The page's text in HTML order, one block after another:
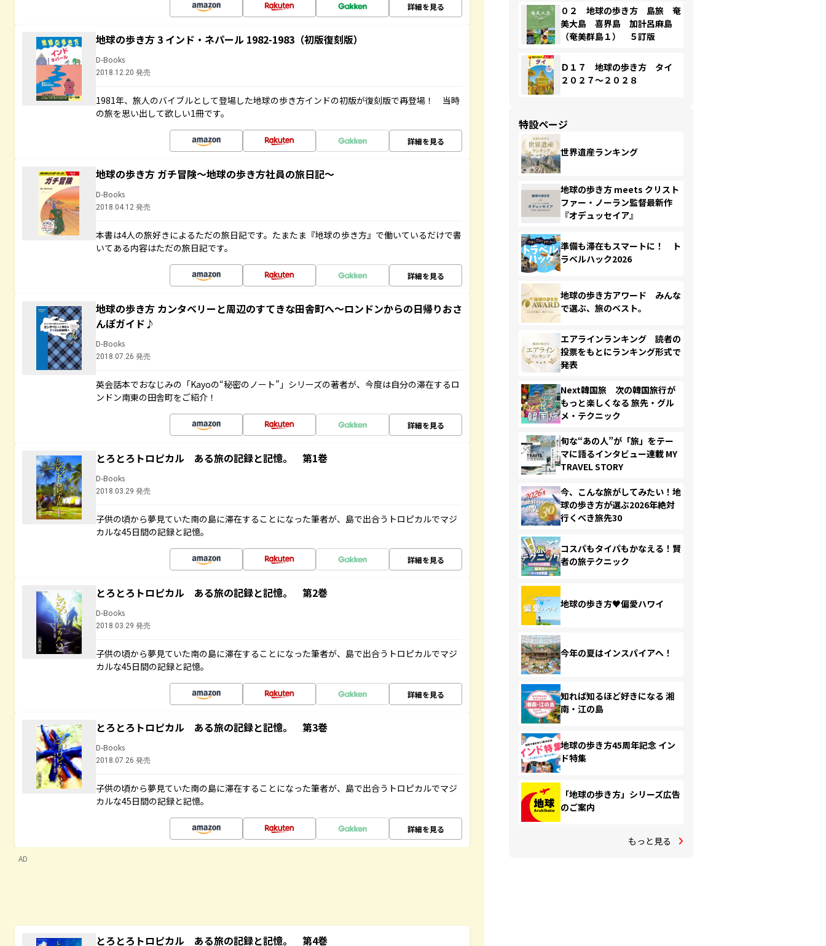
詳細を見る
地球の歩き方 3 インド・ネパール 1982-1983（初版復刻版）
D-Books
2018.12.20 発売
1981年、旅人のバイブルとして登場した地球の歩き方インドの初版が復刻版で再登場！ 当時
の旅を思い出して欲しい1冊です。
詳細を見る
地球の歩き方 ガチ冒険～地球の歩き方社員の旅日記～
D-Books
2018.04.12 発売
本書は4人の旅好きによるただの旅日記です。たまたま『地球の歩き方』で働いているだけで書
いてある内容はただの旅日記です。
詳細を見る
地球の歩き方 カンタベリーと周辺のすてきな田舎町へ～ロンドンからの日帰りおさ
んぽガイド♪
D-Books
2018.07.26 発売
英会話本でおなじみの「Kayoの“秘密のノート”」シリーズの著者が、今度は自分の滞在するロ
ンドン南東の田舎町をご紹介！
詳細を見る
とろとろトロピカル ある旅の記録と記憶。 第1巻
D-Books
2018.03.29 発売
子供の頃から夢見ていた南の島に滞在することになった筆者が、島で出合うトロピカルでマジ
カルな45日間の記録と記憶。
詳細を見る
とろとろトロピカル ある旅の記録と記憶。 第2巻
D-Books
2018.03.29 発売
子供の頃から夢見ていた南の島に滞在することになった筆者が、島で出合うトロピカルでマジ
カルな45日間の記録と記憶。
詳細を見る
とろとろトロピカル ある旅の記録と記憶。 第3巻
D-Books
2018.07.26 発売
子供の頃から夢見ていた南の島に滞在することになった筆者が、島で出合うトロピカルでマジ
カルな45日間の記録と記憶。
詳細を見る
AD
とろとろトロピカル ある旅の記録と記憶。 第4巻
０２ 地球の歩き方 島旅 奄
美大島 喜界島 加計呂麻島
（奄美群島１） ５訂版
Ｄ１７ 地球の歩き方 タイ
２０２７～２０２８
特設ページ
世界遺産ランキング
地球の歩き方 meets クリスト
ファー・ノーラン監督最新作
『オデュッセイア』
準備も滞在もスマートに！ ト
ラベルハック2026
地球の歩き方アワード みんな
で選ぶ、旅のベスト。
エアラインランキング 読者の
投票をもとにランキング形式で
発表
Next韓国旅 次の韓国旅行が
もっと楽しくなる 旅先・グル
メ・テクニック
旬な“あの人”が「旅」をテー
マに語るインタビュー連載 MY
TRAVEL STORY
今、こんな旅がしてみたい！地
球の歩き方が選ぶ2026年絶対
行くべき旅先30
コスパもタイパもかなえる！賢
者の旅テクニック
地球の歩き方♥偏愛ハワイ
今年の夏はインスパイアへ！
知れば知るほど好きになる 湘
南・江の島
地球の歩き方45周年記念 イン
ド特集
「地球の歩き方」シリーズ広告
のご案内
もっと見る